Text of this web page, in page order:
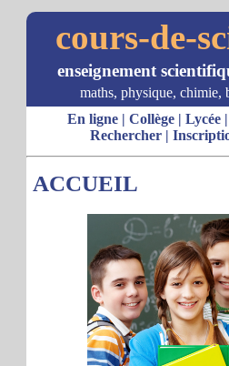
cours-de-
enseignement
maths, physique, chimie,
En ligne| Collège| Lycée|
Rechercher|
ACCUEIL